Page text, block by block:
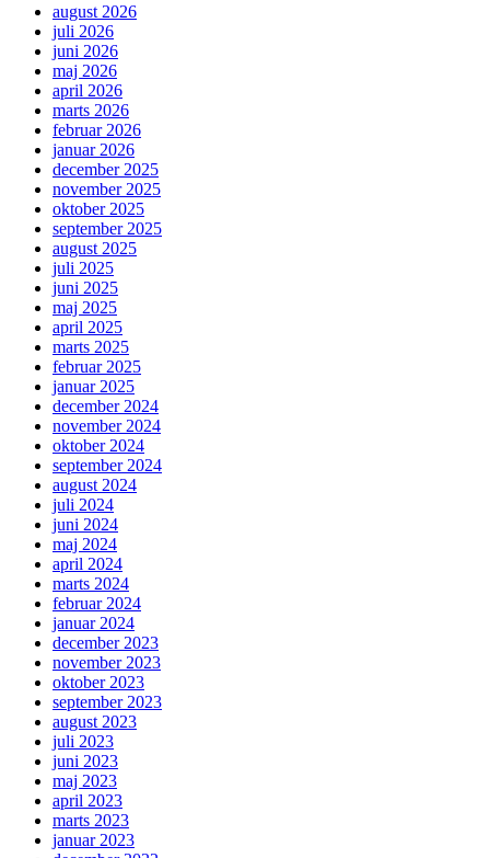
august 2026
juli 2026
juni 2026
maj 2026
april 2026
marts 2026
februar 2026
januar 2026
december 2025
november 2025
oktober 2025
september 2025
august 2025
juli 2025
juni 2025
maj 2025
april 2025
marts 2025
februar 2025
januar 2025
december 2024
november 2024
oktober 2024
september 2024
august 2024
juli 2024
juni 2024
maj 2024
april 2024
marts 2024
februar 2024
januar 2024
december 2023
november 2023
oktober 2023
september 2023
august 2023
juli 2023
juni 2023
maj 2023
april 2023
marts 2023
januar 2023